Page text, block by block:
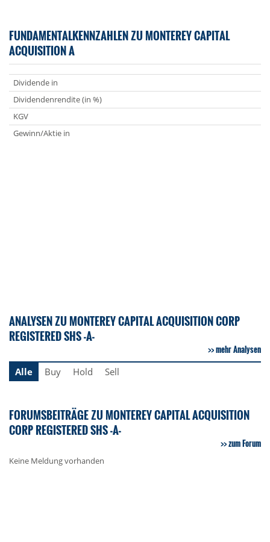
FUNDAMENTALKENNZAHLEN ZU MONTEREY CAPITAL
ACQUISITION A
Dividende in
Dividendenrendite (in %)
KGV
Gewinn/Aktie in
ANALYSEN ZU MONTEREY CAPITAL ACQUISITION CORP
REGISTERED SHS -A-
mehr Analysen
Alle
Buy Hold Sell
FORUMSBEITRÄGE ZU MONTEREY CAPITAL ACQUISITION
CORP REGISTERED SHS -A-
zum Forum
Keine Meldung vorhanden